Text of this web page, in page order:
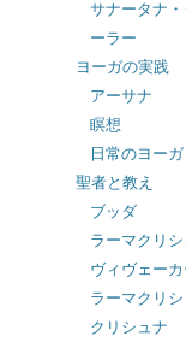
サナータナ
ーラー
ヨーガの実践
アーサナ
瞑想
日常のヨーガ
聖者と教え
ブッダ
ラーマクリ
ヴィヴェー
ラーマクリ
クリシュナ